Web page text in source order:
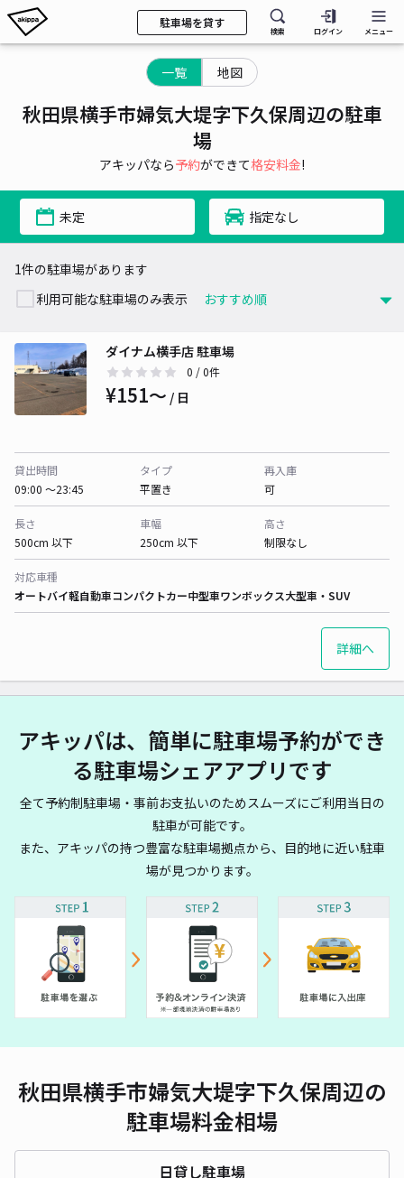
駐車場を貸す
検索 ログイン メニュー
一覧 地図
秋田県横手市婦気大堤字下久保周辺の駐車
場
アキッパなら予約ができて格安料金!
未定 指定なし
1件の駐車場があります
利用可能な駐車場のみ表示
ダイナム横手店 駐車場
0 / 0件
¥151〜 / 日
貸出時間
09:00 〜23:45
タイプ
平置き
再入庫
可
長さ
500cm 以下
車幅
250cm 以下
高さ
制限なし
対応車種
オートバイ軽自動車コンパクトカー中型車ワンボックス大型車・SUV
詳細へ
アキッパは、簡単に駐車場予約ができ
る駐車場シェアアプリです
全て予約制駐車場・事前お支払いのためスムーズにご利用当日の
駐車が可能です。
また、アキッパの持つ豊富な駐車場拠点から、目的地に近い駐車
場が見つかります。
秋田県横手市婦気大堤字下久保周辺の
駐車場料金相場
日貸し駐車場